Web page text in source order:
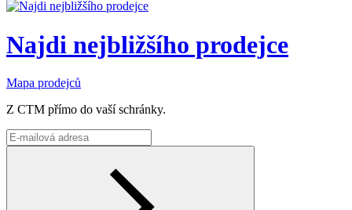
Najdi nejbližšího prodejce
Mapa prodejců
Z CTM přímo do vaší schránky.